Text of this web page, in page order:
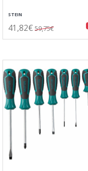
STEIN
41,82€ 59,75€